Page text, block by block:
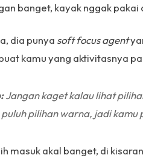
banget, kayak nggak
dia punya soft focus agent
kamu yang aktivitasnya
Jangan kaget kalau lihat
pilihan warna, jadi kamu
masuk akal banget, di